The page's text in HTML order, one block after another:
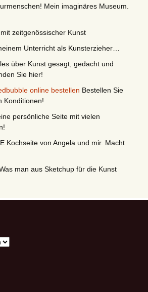
Mein imaginäres Museum.
zeitgenössischer Kunst
Unterricht als Kunsterzieher…
über Kunst gesagt, gedacht und
Sie hier!
online bestellen Bestellen Sie
Konditionen!
persönliche Seite mit vielen
Kochseite von Angela und mir. Macht
man aus Sketchup für die Kunst